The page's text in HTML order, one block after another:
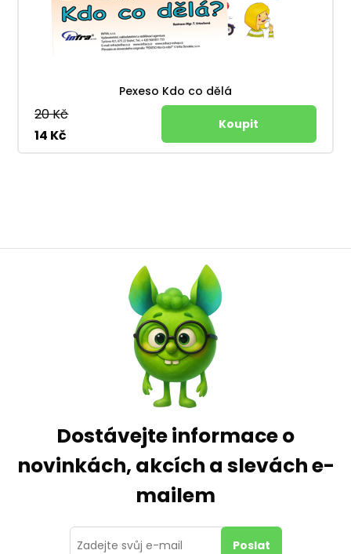
Pexeso Kdo co dělá
20 Kč
14 Kč
Dostávejte informace o
novinkách, akcích a slevách e-
mailem